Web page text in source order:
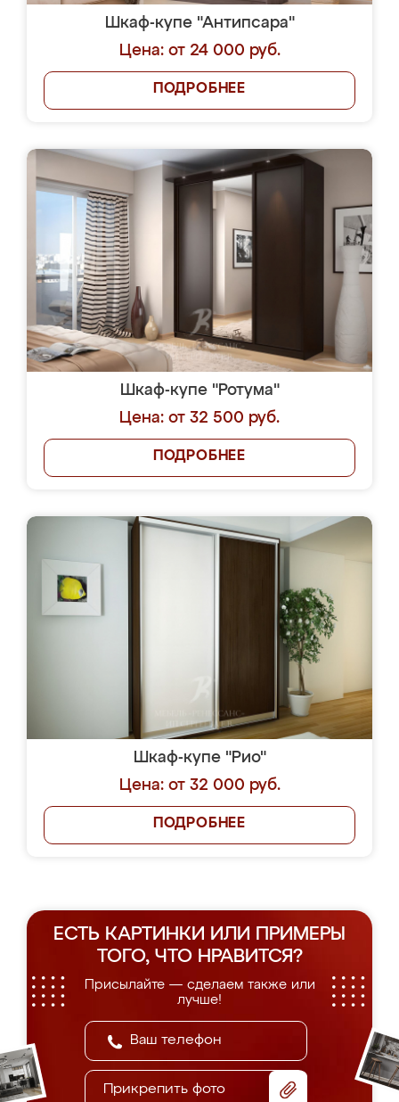
Шкаф-купе "Антипсара"
Цена: от 24 000 руб.
ПОДРОБНЕЕ
Шкаф-купе "Ротума"
Цена: от 32 500 руб.
ПОДРОБНЕЕ
Шкаф-купе "Рио"
Цена: от 32 000 руб.
ПОДРОБНЕЕ
ЕСТЬ КАРТИНКИ ИЛИ ПРИМЕРЫ
ТОГО, ЧТО НРАВИТСЯ?
Присылайте — сделаем также или
лучше!
Прикрепить фото